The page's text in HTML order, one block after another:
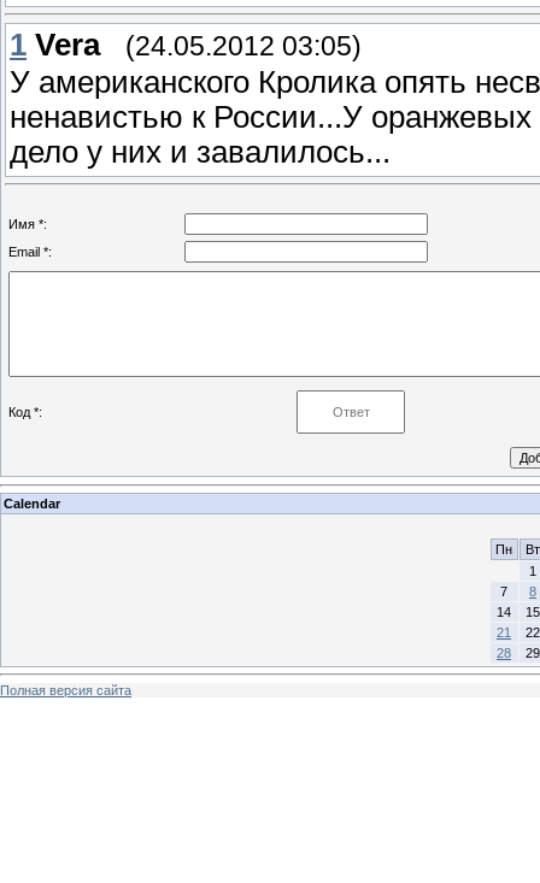
1 Vera (24.05.2012 03:05)
У американского Кролика опять
ненавистью к России...У оранжевых
дело у них и завалилось...
Имя *:
Email *:
Код *:
Calendar
Пн
Вт
1
7
8
14
15
21
22
28
29
Полная версия сайта